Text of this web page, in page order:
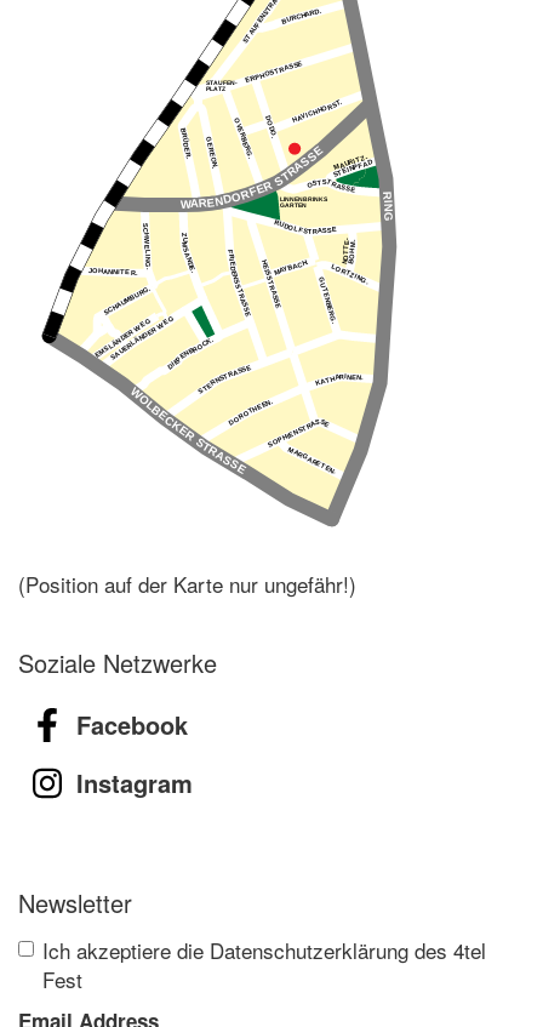
(Position auf der Karte nur ungefähr!)
Soziale Netzwerke
Facebook
Instagram
Newsletter
Ich akzeptiere die Datenschutzerklärung des 4tel
Fest
Email Address